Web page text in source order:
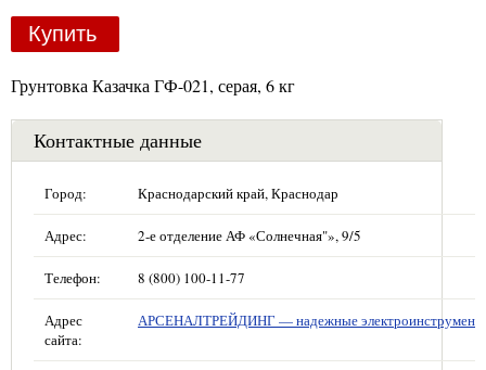
Купить
Грунтовка Казачка ГФ-021, серая, 6 кг
Контактные данные
Город: Краснодарский край, Краснодар
Адрес: 2-е отделение АФ «Солнечная"», 9/5
Телефон: 8 (800) 100-11-77
Адрес
сайта:
АРСЕНАЛТРЕЙДИНГ — надежные